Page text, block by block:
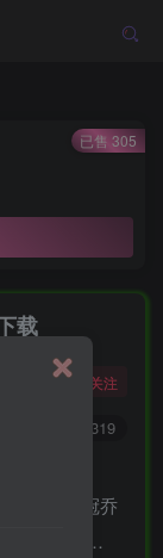
已售 305
载
关注
1319
国伟 / 樊冠乔
伟 / 更多…